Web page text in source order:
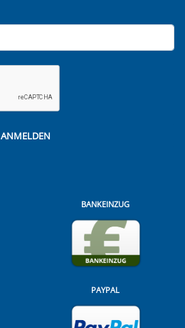
ANMELDEN
BANKEINZUG
PAYPAL